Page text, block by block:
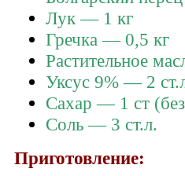
Лук — 1 кг
Гречка — 0,5 кг
Растительное
Уксус 9% — 2
Сахар — 1 ст
Соль — 3 ст.л.
Приготовление: